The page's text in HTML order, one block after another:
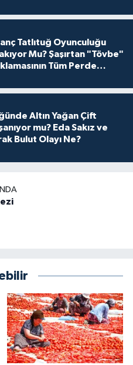
Tatlıtuğ Oyunculuğu
Mu? Şaşırtan "Tövbe"
Tüm Perde
Altın Yağan Çift
mu? Eda Sakız ve
Bulut Olayı Ne?